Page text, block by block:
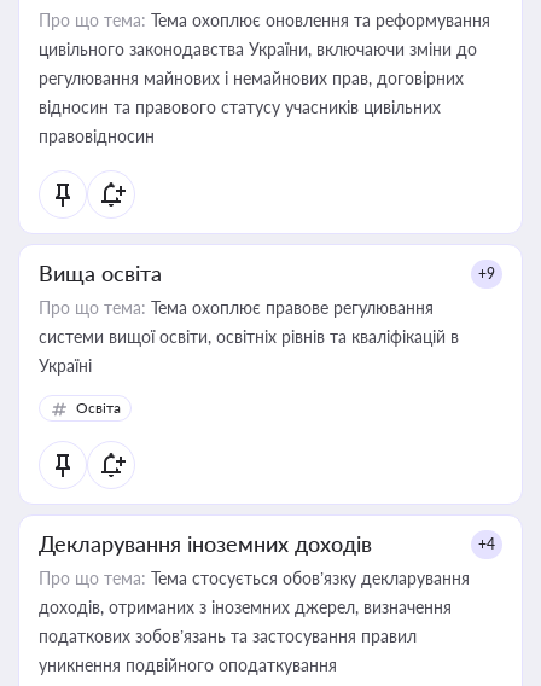
Про що тема: Тема охоплює оновлення та реформування
цивільного законодавства України, включаючи зміни до
регулювання майнових і немайнових прав, договірних
відносин та правового статусу учасників цивільних
правовідносин
Вища освіта +9
Про що тема: Тема охоплює правове регулювання
системи вищої освіти, освітніх рівнів та кваліфікацій в
Україні
Освіта
Декларування іноземних доходів +4
Про що тема: Тема стосується обов’язку декларування
доходів, отриманих з іноземних джерел, визначення
податкових зобов’язань та застосування правил
уникнення подвійного оподаткування